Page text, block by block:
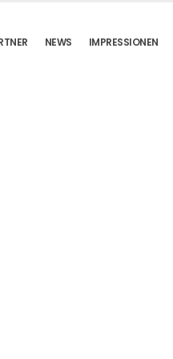
NEWS IMPRESSIONEN